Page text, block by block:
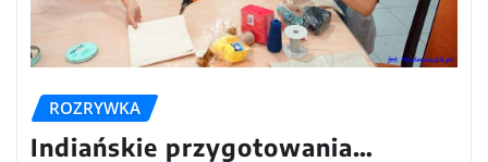
ROZRYWKA
Indiańskie przygotowania…